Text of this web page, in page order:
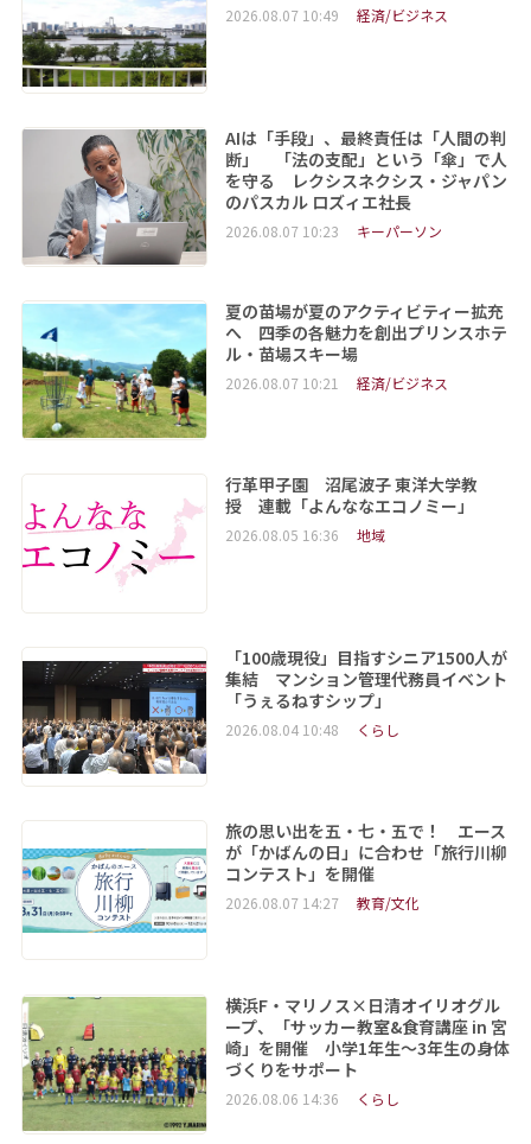
2026.08.07 10:49 経済/ビジネス
AIは「手段」、最終責任は「人間の判
断」 「法の支配」という「傘」で人
を守る レクシスネクシス・ジャパン
のパスカル ロズィエ社長
2026.08.07 10:23 キーパーソン
夏の苗場が夏のアクティビティー拡充
へ 四季の各魅力を創出プリンスホテ
ル・苗場スキー場
2026.08.07 10:21 経済/ビジネス
行革甲子園 沼尾波子 東洋大学教
授 連載「よんななエコノミー」
2026.08.05 16:36 地域
「100歳現役」目指すシニア1500人が
集結 マンション管理代務員イベント
「うぇるねすシップ」
2026.08.04 10:48 くらし
旅の思い出を五・七・五で！ エース
が「かばんの日」に合わせ「旅行川柳
コンテスト」を開催
2026.08.07 14:27 教育/文化
横浜F・マリノス×日清オイリオグル
ープ、「サッカー教室&食育講座 in 宮
崎」を開催 小学1年生～3年生の身体
づくりをサポート
2026.08.06 14:36 くらし